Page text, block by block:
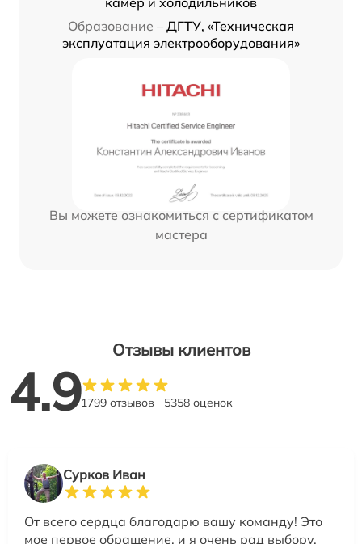
Образование – ДГТУ, «Техническая
эксплуатация электрооборудования»
Вы можете ознакомиться с сертификатом
мастера
Отзывы клиентов
4.91799 отзывов 5358 оценок
Сурков Иван
От всего сердца благодарю вашу команду! Это
мое первое обращение, и я очень рад выбору.